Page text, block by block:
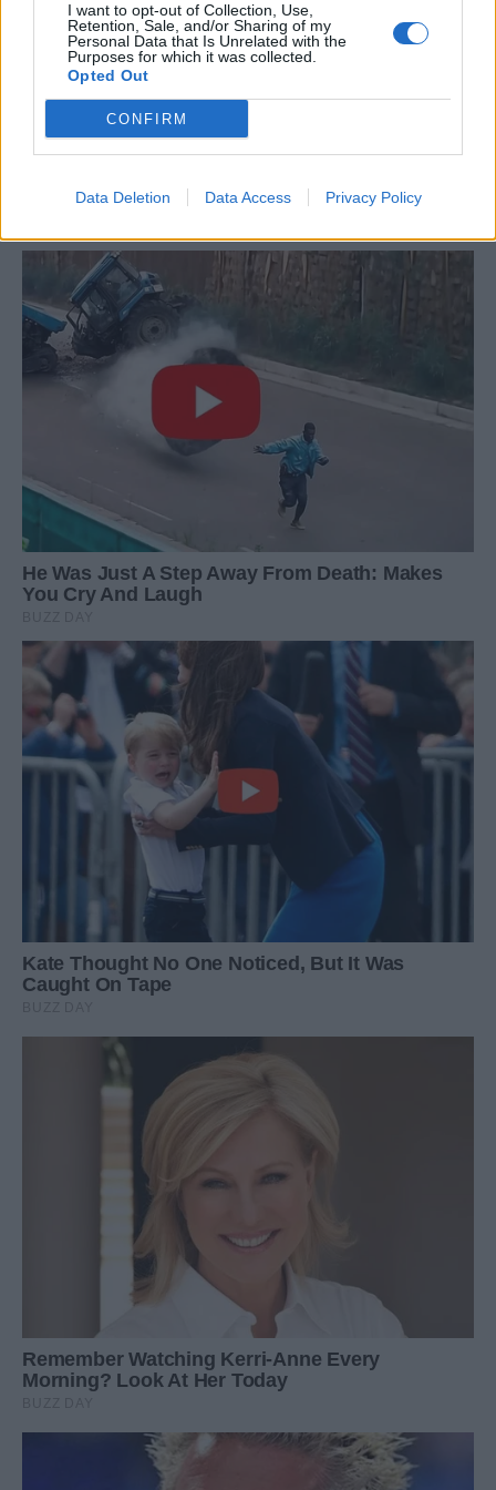
I want to opt-out of Collection, Use,
Retention, Sale, and/or Sharing of my
Personal Data that Is Unrelated with the
Purposes for which it was collected.
Opted Out
CONFIRM
Data Deletion Data Access Privacy Policy